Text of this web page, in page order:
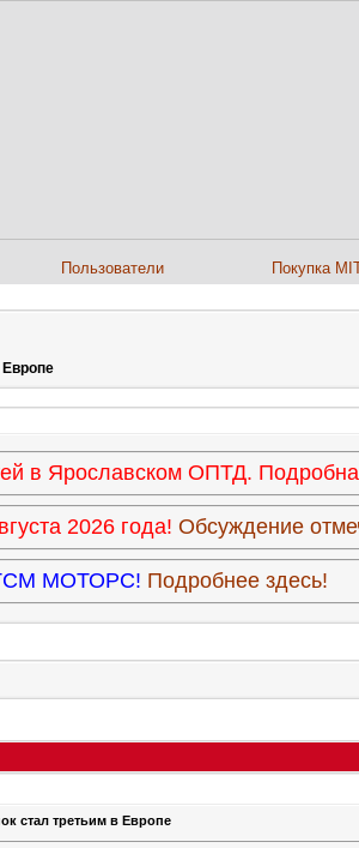
Пользователи Покупка
Европе
в Ярославском ОПТД.
2026 года! Обсуждение
ТСМ МОТОРС! Подробнее здесь!
стал третьим в Европе